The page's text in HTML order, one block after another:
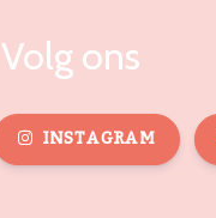
Volg ons
INSTAGRAM